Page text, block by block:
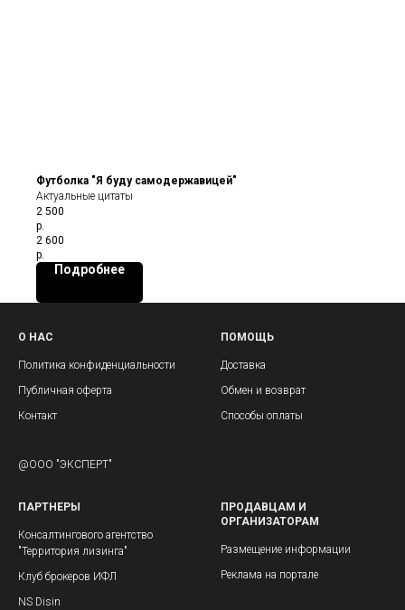
Футболка "Я буду самодержавицей"
Актуальные цитаты
2 500
р.
2 600
р.
Подробнее
О НАС
Политика конфиденциальности
Публичная оферта
Контакт
@ООО "ЭКСПЕРТ"
ПОМОЩЬ
Доставка
Обмен и возврат
Способы оплаты
ПАРТНЕРЫ
Консалтингового агентство
"Территория лизинга"
Клуб брокеров ИФЛ
NS Disin
ПРОДАВЦАМ И
ОРГАНИЗАТОРАМ
Размещение информации
Реклама на портале